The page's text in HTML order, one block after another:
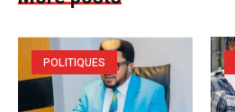
POLITIQUES